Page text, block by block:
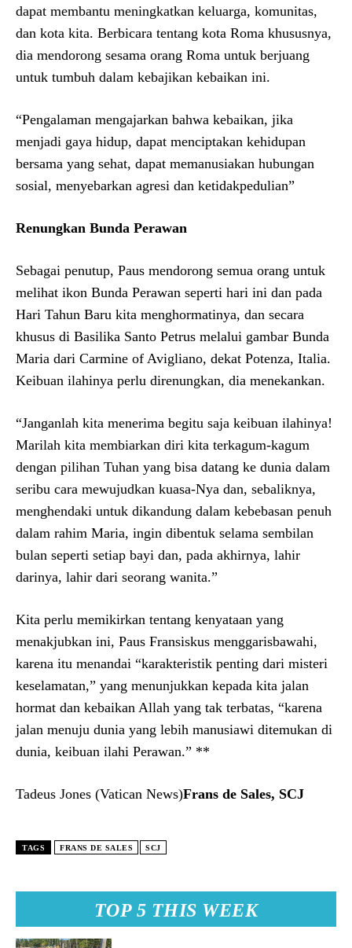
TOP 5 THIS WEEK
dapat membantu meningkatkan keluarga, komunitas,
dan kota kita. Berbicara tentang kota Roma khususnya,
dia mendorong sesama orang Roma untuk berjuang
untuk tumbuh dalam kebajikan kebaikan ini.
“Pengalaman mengajarkan bahwa kebaikan, jika
menjadi gaya hidup, dapat menciptakan kehidupan
bersama yang sehat, dapat memanusiakan hubungan
sosial, menyebarkan agresi dan ketidakpedulian”
Renungkan Bunda Perawan
Sebagai penutup, Paus mendorong semua orang untuk
melihat ikon Bunda Perawan seperti hari ini dan pada
Hari Tahun Baru kita menghormatinya, dan secara
khusus di Basilika Santo Petrus melalui gambar Bunda
Maria dari Carmine of Avigliano, dekat Potenza, Italia.
Keibuan ilahinya perlu direnungkan, dia menekankan.
“Janganlah kita menerima begitu saja keibuan ilahinya!
Marilah kita membiarkan diri kita terkagum-kagum
dengan pilihan Tuhan yang bisa datang ke dunia dalam
seribu cara mewujudkan kuasa-Nya dan, sebaliknya,
menghendaki untuk dikandung dalam kebebasan penuh
dalam rahim Maria, ingin dibentuk selama sembilan
bulan seperti setiap bayi dan, pada akhirnya, lahir
darinya, lahir dari seorang wanita.”
Kita perlu memikirkan tentang kenyataan yang
menakjubkan ini, Paus Fransiskus menggarisbawahi,
karena itu menandai “karakteristik penting dari misteri
keselamatan,” yang menunjukkan kepada kita jalan
hormat dan kebaikan Allah yang tak terbatas, “karena
jalan menuju dunia yang lebih manusiawi ditemukan di
dunia, keibuan ilahi Perawan.” **
Tadeus Jones (Vatican News)Frans de Sales, SCJ
TAGS FRANS DE SALES SCJ